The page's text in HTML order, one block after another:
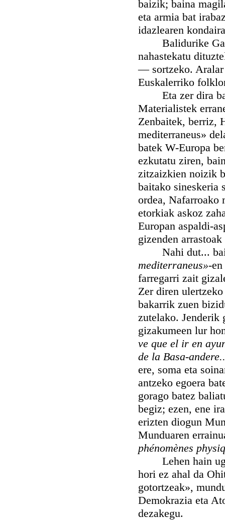
baizik; baina
eta armia bat
idazlearen
Balidurike
nahastekatu
— sortzeko. Aralar
Euskalerriko
Eta zer dira
Materialistek
Zenbaitek, berriz,
mediterraneus»
batek W-Europa
ezkutatu ziren,
zitzaizkien noizik
baitako sineskeria
ordea, Nafarroako
etorkiak askoz
Europan aspaldi-
gizenden
Nahi dut...
mediterraneus»-
farregarri zait
Zer diren
bakarrik zuen
zutelako. Jenderik
gizakumeen lur
ve que el ir en
de la Basa-
ere, soma eta
antzeko egoera
gorago batez
begiz; ezen, ene
erizten diogun
Munduaren
phénomènes
Lehen hain
hori ez ahal da
gotortzeak»,
Demokrazia eta
dezakegu.